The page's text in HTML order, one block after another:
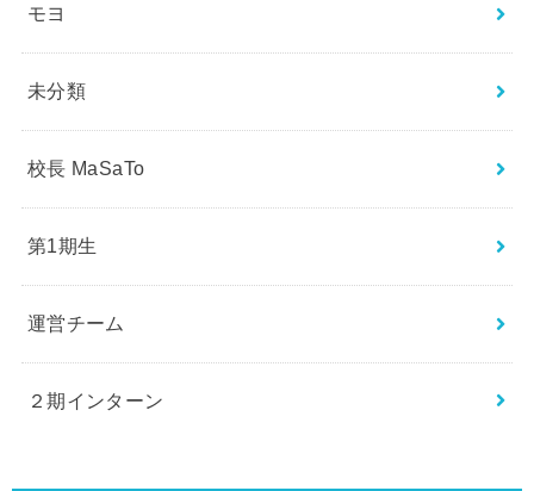
モヨ
未分類
校長 MaSaTo
第1期生
運営チーム
２期インターン